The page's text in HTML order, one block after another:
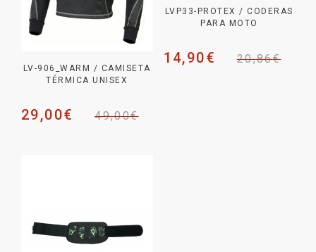
LV-906_WARM / CAMISETA
TÉRMICA UNISEX
49,00€
29,00€
LVP33-PROTEX / CODERAS
PARA MOTO
20,86€
14,90€